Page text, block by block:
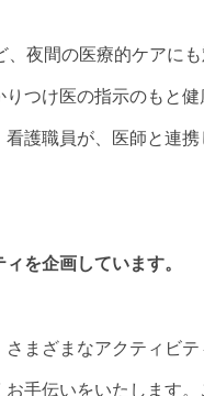
夜間の医療的ケアに
つけ医の指示のもと
護職員が、医師と連
を企画しています。
まざまなアクティビ
手伝いをいたします